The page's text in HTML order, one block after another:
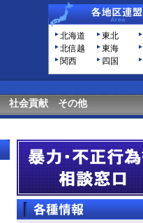
北海道 東北
北信越
東海
関西
四国
社会貢献 その他